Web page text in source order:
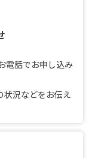
電話でお申し込み
状況などをお伝え